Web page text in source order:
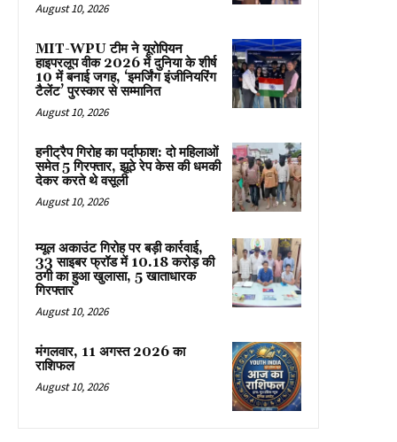
August 10, 2026
MIT-WPU टीम ने यूरोपियन
हाइपरलूप वीक 2026 में दुनिया के शीर्ष
10 में बनाई जगह, ‘इमर्जिंग इंजीनियरिंग
टैलेंट’ पुरस्कार से सम्मानित
August 10, 2026
हनीट्रैप गिरोह का पर्दाफाश: दो महिलाओं
समेत 5 गिरफ्तार, झूठे रेप केस की धमकी
देकर करते थे वसूली
August 10, 2026
म्यूल अकाउंट गिरोह पर बड़ी कार्रवाई,
33 साइबर फ्रॉड में 10.18 करोड़ की
ठगी का हुआ खुलासा, 5 खाताधारक
गिरफ्तार
August 10, 2026
मंगलवार, 11 अगस्त 2026 का
राशिफल
August 10, 2026